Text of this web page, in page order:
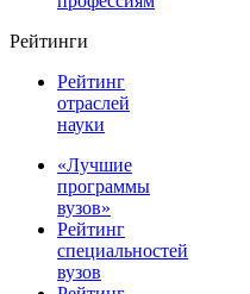
Рейтинги
Рейтинг
отраслей
науки
«Лучшие
программы
вузов»
Рейтинг
специальностей
вузов